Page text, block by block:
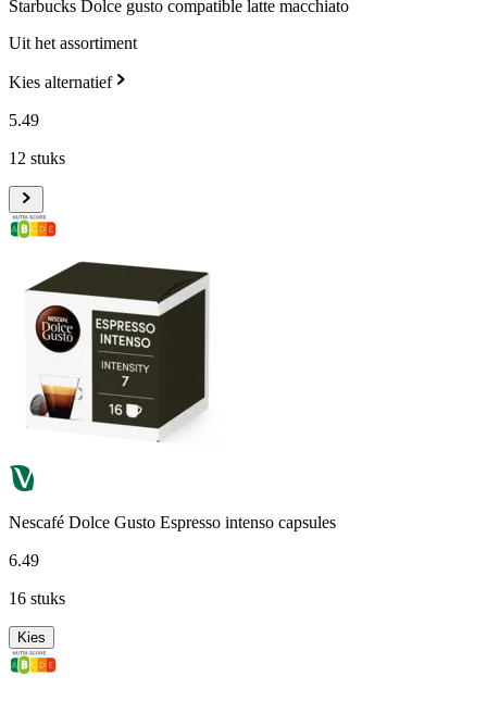
Starbucks Dolce gusto compatible latte macchiato
Uit het assortiment
Kies alternatief
5.49
12 stuks
Nescafé Dolce Gusto Espresso intenso capsules
6.49
16 stuks
Kies